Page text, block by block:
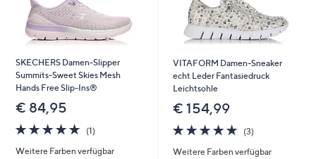
SKECHERS Damen-Slipper
Summits-Sweet Skies Mesh
Hands Free Slip-Ins®
€ 84,95
5.0
von
5
(1)1
Weitere Farben verfügbar
VITAFORM Damen-Sneaker
echt Leder Fantasiedruck
Leichtsohle
€ 154,99
5.0
von
5
(3)3
Weitere Farben verfügbar